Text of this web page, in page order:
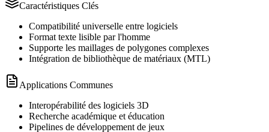
Caractéristiques Clés
Compatibilité universelle entre logiciels
Format texte lisible par l'homme
Supporte les maillages de polygones complexes
Intégration de bibliothèque de matériaux (MTL)
Applications Communes
Interopérabilité des logiciels 3D
Recherche académique et éducation
Pipelines de développement de jeux